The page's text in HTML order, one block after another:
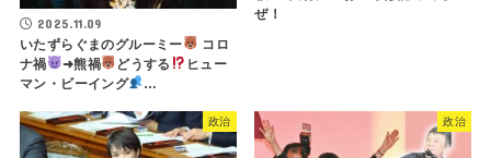
2025.11.09
いたずらぐまのグルーミー
コロ
ナ禍
➜熊禍 どうする
ヒュー
マン・ビーイング
…
ぜ！
政治 政治